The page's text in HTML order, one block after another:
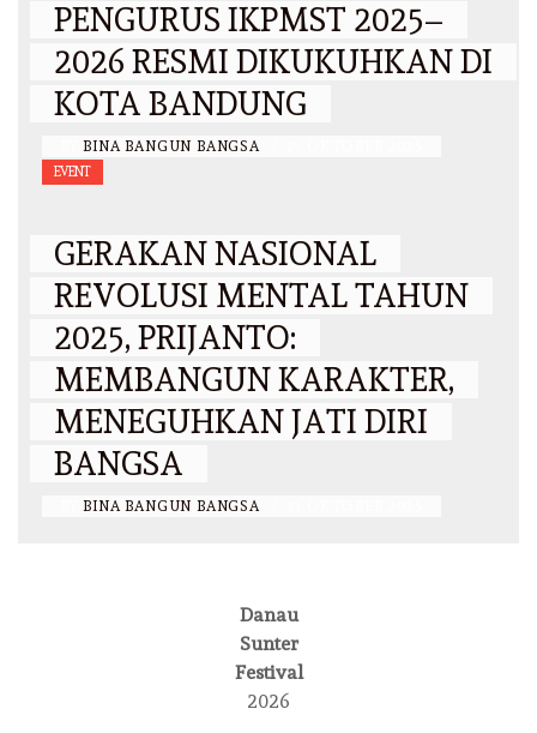
PENGURUS IKPMST 2025–
2026 RESMI DIKUKUHKAN DI
KOTA BANDUNG
BINA BANGUN BANGSA
EVENT
GERAKAN NASIONAL
REVOLUSI MENTAL TAHUN
2025, PRIJANTO:
MEMBANGUN KARAKTER,
MENEGUHKAN JATI DIRI
BANGSA
BINA BANGUN BANGSA
Danau
Sunter
Festival
2026